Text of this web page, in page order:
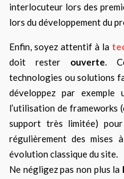
interlocuteur lors des
lors du développement du
Enfin, soyez attentif à la
doit rester ouverte .
technologies ou solutions
développez par
l’utilisation de frameworks
support très limitée)
régulièrement des mises
évolution classique du site.
Ne négligez pas non plus la